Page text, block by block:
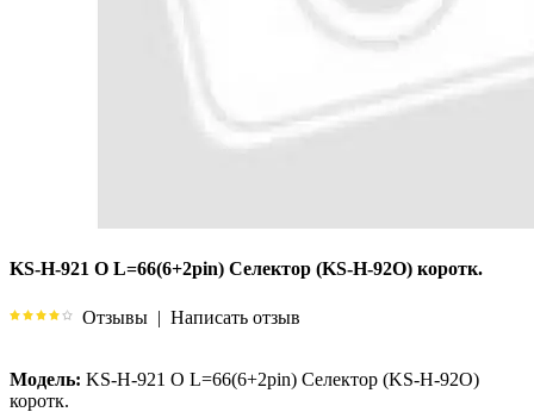
KS-H-921 O L=66(6+2pin) Селектор (KS-H-92O) коротк.
Отзывы | Написать отзыв
Модель: KS-H-921 O L=66(6+2pin) Селектор (KS-H-92O)
коротк.